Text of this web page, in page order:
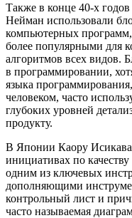
Также в конце 40-х
Нейман использовали
компьютерных
более популярными для
алгоритмов всех видов.
в программировании,
языка
человеком, часто
глубоких уровней
продукту.
В Японии Каору Исикава
инициативах по
одним из ключевых
дополняющими
контрольный лист и
часто называемая